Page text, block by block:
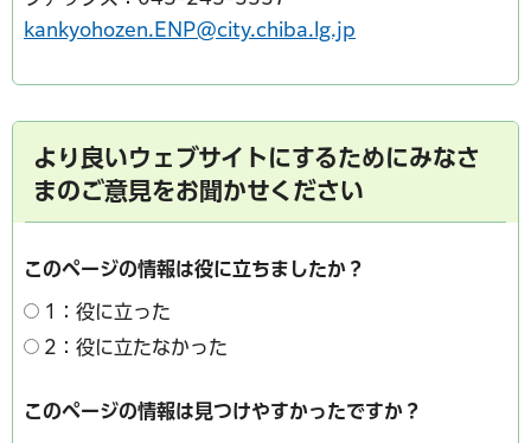
kankyohozen.ENP@city.chiba.lg.jp
より良いウェブサイトにするためにみなさ
まのご意見をお聞かせください
このページの情報は役に立ちましたか？
1：役に立った
2：役に立たなかった
このページの情報は見つけやすかったですか？